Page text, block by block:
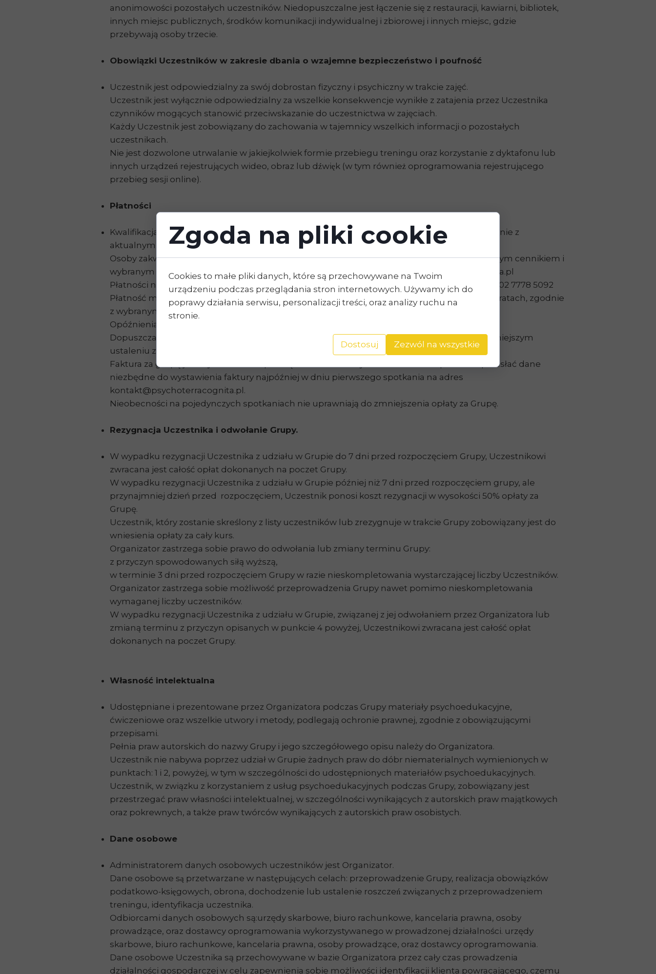
anonimowości pozostałych uczestników. Niedopuszczalne jest łączenie się z restauracji, kawiarni, bibliotek,
innych miejsc publicznych, środków komunikacji indywidualnej i zbiorowej i innych miejsc, gdzie
przebywają osoby trzecie.
Obowiązki Uczestników w zakresie dbania o wzajemne bezpieczeństwo i poufność
Uczestnik jest odpowiedzialny za swój dobrostan fizyczny i psychiczny w trakcie zajęć.
Uczestnik jest wyłącznie odpowiedzialny za wszelkie konsekwencje wynikłe z zatajenia przez Uczestnika
czynników mogących stanowić przeciwskazanie do uczestnictwa w zajęciach.
Każdy Uczestnik jest zobowiązany do zachowania w tajemnicy wszelkich informacji o pozostałych
uczestnikach.
Nie jest dozwolone utrwalanie w jakiejkolwiek formie przebiegu treningu oraz korzystanie z dyktafonu lub
innych urządzeń rejestrujących wideo, obraz lub dźwięk (w tym również oprogramowania rejestrującego
przebieg sesji online).
Płatności
Kwalifikacja do grupy odbywa się na podstawie konsultacji, która jest dodatkowo płatna zgodnie z
aktualnym cennikiem konsultacji indywidualnych Psychoterra Cognita.
Osoby zakwalifikowane do grupy są zobowiązane do wnoszenia opłat zgodnie z obowiązującym cennikiem i
wybranym harmonogramem płatności, które znajdują się na stronie www.psychoterracognita.pl
Płatności należy dokonywać przelewem na konto Organizatora: MBank: 83 1140 2004 0000 3102 7778 5092
Płatność może być dokonana: jednorazowo przed rozpoczęciem Grupy, w dwóch lub trzech ratach, zgodnie
z wybranym harmonogramem.
Opóźnienia w płatnościach mogą wiązać się z brakiem możliwości uczestniczenia w grupie.
Dopuszcza się dokonywanie płatności gotówką lub kartą w siedzibie Organizatora, po wcześniejszym
ustaleniu z Organizatorem mailowo bądź telefonicznie.
Faktura za grupę jest wystawiana na prośbę Uczestnika. W tym celu Uczestnik powinien przesłać dane
niezbędne do wystawienia faktury najpóźniej w dniu pierwszego spotkania na adres
kontakt@psychoterracognita.pl.
Nieobecności na pojedynczych spotkaniach nie uprawniają do zmniejszenia opłaty za Grupę.
Rezygnacja Uczestnika i odwołanie Grupy.
W wypadku rezygnacji Uczestnika z udziału w Grupie do 7 dni przed rozpoczęciem Grupy, Uczestnikowi
zwracana jest całość opłat dokonanych na poczet Grupy.
W wypadku rezygnacji Uczestnika z udziału w Grupie później niż 7 dni przed rozpoczęciem grupy, ale
przynajmniej dzień przed rozpoczęciem, Uczestnik ponosi koszt rezygnacji w wysokości 50% opłaty za
Grupę.
Uczestnik, który zostanie skreślony z listy uczestników lub zrezygnuje w trakcie Grupy zobowiązany jest do
wniesienia opłaty za cały kurs.
Organizator zastrzega sobie prawo do odwołania lub zmiany terminu Grupy:
z przyczyn spowodowanych siłą wyższą,
w terminie 3 dni przed rozpoczęciem Grupy w razie nieskompletowania wystarczającej liczby Uczestników.
Organizator zastrzega sobie możliwość przeprowadzenia Grupy nawet pomimo nieskompletowania
wymaganej liczby uczestników.
W wypadku rezygnacji Uczestnika z udziału w Grupie, związanej z jej odwołaniem przez Organizatora lub
zmianą terminu z przyczyn opisanych w punkcie 4 powyżej, Uczestnikowi zwracana jest całość opłat
dokonanych na poczet Grupy.
Własność intelektualna
Udostępniane i prezentowane przez Organizatora podczas Grupy materiały psychoedukacyjne,
ćwiczeniowe oraz wszelkie utwory i metody, podlegają ochronie prawnej, zgodnie z obowiązującymi
przepisami.
Pełnia praw autorskich do nazwy Grupy i jego szczegółowego opisu należy do Organizatora.
Uczestnik nie nabywa poprzez udział w Grupie żadnych praw do dóbr niematerialnych wymienionych w
punktach: 1 i 2, powyżej, w tym w szczególności do udostępnionych materiałów psychoedukacyjnych.
Uczestnik, w związku z korzystaniem z usług psychoedukacyjnych podczas Grupy, zobowiązany jest
przestrzegać praw własności intelektualnej, w szczególności wynikających z autorskich praw majątkowych
oraz pokrewnych, a także praw twórców wynikających z autorskich praw osobistych.
Dane osobowe
Administratorem danych osobowych uczestników jest Organizator.
Dane osobowe są przetwarzane w następujących celach: przeprowadzenie Grupy, realizacja obowiązków
podatkowo-księgowych, obrona, dochodzenie lub ustalenie roszczeń związanych z przeprowadzeniem
treningu, identyfikacja uczestnika.
Odbiorcami danych osobowych są:urzędy skarbowe, biuro rachunkowe, kancelaria prawna, osoby
prowadzące, oraz dostawcy oprogramowania wykorzystywanego w prowadzonej działalności. urzędy
skarbowe, biuro rachunkowe, kancelaria prawna, osoby prowadzące, oraz dostawcy oprogramowania.
Dane osobowe Uczestnika są przechowywane w bazie Organizatora przez cały czas prowadzenia
działalności gospodarczej w celu zapewnienia sobie możliwości identyfikacji klienta powracającego, czemu
Zgoda na pliki cookie
Cookies to małe pliki danych, które są przechowywane na Twoim
urządzeniu podczas przeglądania stron internetowych. Używamy ich do
poprawy działania serwisu, personalizacji treści, oraz analizy ruchu na
stronie.
Dostosuj Zezwól na wszystkie